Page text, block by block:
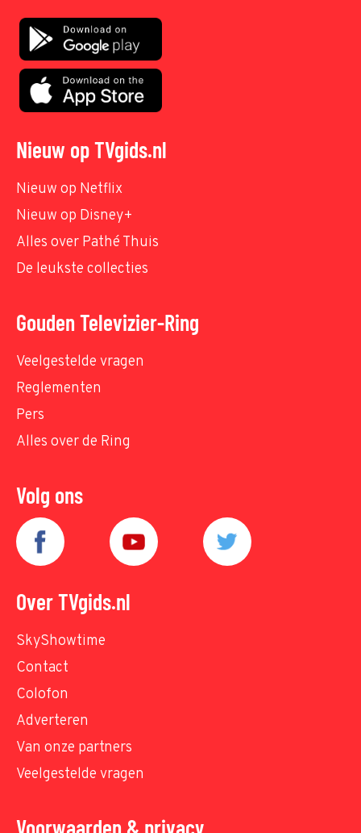
Nieuw op TVgids.nl
Nieuw op Netflix
Nieuw op Disney+
Alles over Pathé Thuis
De leukste collecties
Gouden Televizier-Ring
Veelgestelde vragen
Reglementen
Pers
Alles over de Ring
Volg ons
Over TVgids.nl
SkyShowtime
Contact
Colofon
Adverteren
Van onze partners
Veelgestelde vragen
Voorwaarden & privacy